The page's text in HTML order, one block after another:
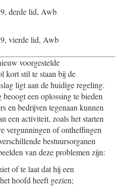
derde lid, Awb
vierde lid, Awb
voorgestelde
kort stil te staan bij de
ligt aan de huidige regeling.
een oplossing te bieden
en bedrijven tegenaan kunnen
een activiteit, zoals het starten
vergunningen of ontheffingen
bestuursorganen
van deze problemen zijn:
of te laat dat hij een
hoofd heeft gezien;